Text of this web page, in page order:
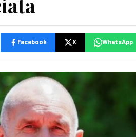
Facebook X WhatsApp